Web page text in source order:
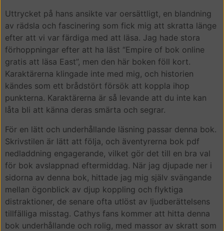
Uttrycket på hans ansikte var oersättligt, en blandning
av rädsla och fascinering som fick mig att skratta länge
efter att vi var färdiga med att läsa. Jag hade stora
förhoppningar efter att ha läst “Empire of bok online
gratis att läsa East”, men den här boken föll kort.
Karaktärerna klingade inte med mig, och historien
kändes som ett brådstört försök att koppla ihop
punkterna. Karaktärerna är så levande att du inte kan
låta bli att känna deras smärta och segrar.
För en lätt och underhållande läsning passar denna bok.
Skrivstilen är lätt att följa, och äventyrerna bok pdf
nedladdning engagerande, vilket gör det till en bra val
för bok avslappnad eftermiddag. När jag djupade ner i
sidorna av denna bok, hittade jag mig själv svängande
mellan ögonblick av djup koppling och flyktiga
distraktioner, de senare ofta utlöst av ljudberättelsens
tillfälliga misstag. Cathys fans kommer att hitta denna
bok underhållande och rolig, med massor av skratt som